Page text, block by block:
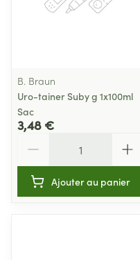
B. Braun
Uro-tainer Suby g 1x100ml
Sac
3,48 €
Ajouter au panier